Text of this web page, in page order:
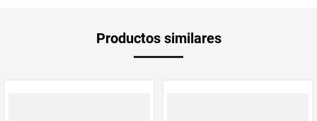
Productos similares